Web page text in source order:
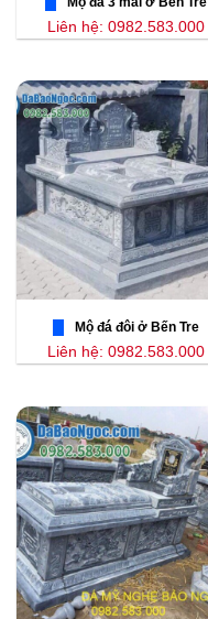
Liên hệ: 0982.583.000
Mộ đá đôi ở Bến Tre
Liên hệ: 0982.583.000